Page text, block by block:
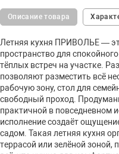
Описание товара
Летняя кухня ПРИВОЛЬЕ —
пространство для
тёплых встреч на участке.
позволяют разместить всё
рабочую зону, стол для
свободный проход.
практичной в повседневном
исполнение создаёт
садом. Такая летняя кухня
террасой или зелёной